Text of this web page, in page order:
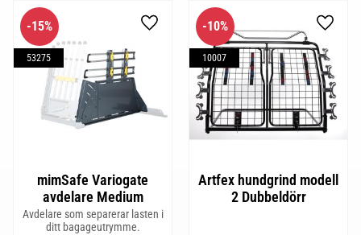
mimSafe Variogate
avdelare Medium
Avdelare som separerar lasten i
ditt bagageutrymme.
15%
53275
Lägg till i favoriter
Artfex hundgrind modell
2 Dubbeldörr
10%
10007
Lägg